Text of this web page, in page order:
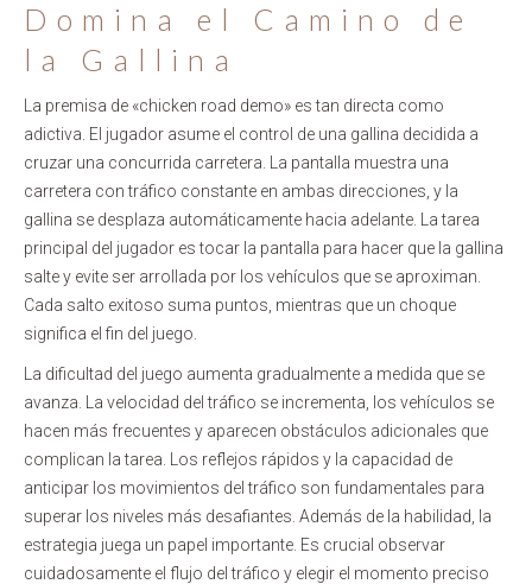
Domina el Camino de
la Gallina
La premisa de «chicken road demo» es tan directa como
adictiva. El jugador asume el control de una gallina decidida a
cruzar una concurrida carretera. La pantalla muestra una
carretera con tráfico constante en ambas direcciones, y la
gallina se desplaza automáticamente hacia adelante. La tarea
principal del jugador es tocar la pantalla para hacer que la gallina
salte y evite ser arrollada por los vehículos que se aproximan.
Cada salto exitoso suma puntos, mientras que un choque
significa el fin del juego.
La dificultad del juego aumenta gradualmente a medida que se
avanza. La velocidad del tráfico se incrementa, los vehículos se
hacen más frecuentes y aparecen obstáculos adicionales que
complican la tarea. Los reflejos rápidos y la capacidad de
anticipar los movimientos del tráfico son fundamentales para
superar los niveles más desafiantes. Además de la habilidad, la
estrategia juega un papel importante. Es crucial observar
cuidadosamente el flujo del tráfico y elegir el momento preciso